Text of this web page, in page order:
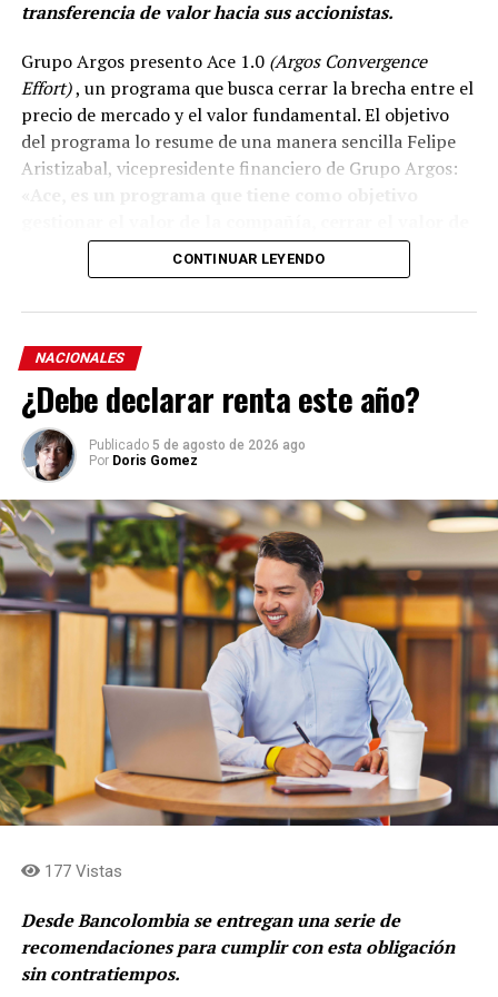
transferencia de valor hacia sus accionistas.
Grupo Argos presento Ace 1.0(Argos Convergence
Effort), un programa que busca cerrar la brecha entre el
precio de mercado y el valor fundamental. El objetivo
del programa lo resume de una manera sencilla Felipe
Aristizabal, vicepresidente financiero de Grupo Argos:
la brecha que existe entre el precio que el mercado
reconoce del valor fundamental de nuestra
El programa, se apoya en la hoja de ruta que la
organización ha trazado y recorrido durante la última
década para simplificar su estructura, en enfocar su
portafolio, fortalecer su balance, rotar capital y hacer
más visible el valor de sus activos.
“ACE es una señal clara de confianza en el valor de
Grupo Argos y en la calidad de su portafolio. Después
de una década de simplificación y enfoque, la
compañía está lista para acelerar la captura de valor
para sus accionistas. Estamos concentrados en
fortalecer la rentabilidad de los negocios, en cerrar el
descuento de las acciones frente al valor
fundamental, en acercar los flujos de caja al holding
y en simplificar la estructura para consolidar el rol de
asignación de capital en cabeza de Grupo Argos y
concentrar el rol de gestión de activos y
levantamiento de capital en cabeza de Grupo Argos
Asset Management (Odinsa)»afirma, Juan Esteban
CONTINUAR LEYENDO
NACIONALES
¿Debe declarar renta este año?
Publicado 5 de agosto de 2026 ago
Por Doris Gomez
177 Vistas
Desde Bancolombia se entregan una serie de
recomendaciones para cumplir con esta obligación
sin contratiempos.